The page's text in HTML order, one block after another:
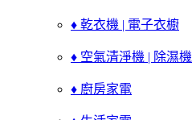
♦ 乾衣機 | 電子衣櫥
♦ 空氣清淨機 | 除濕機
♦ 廚房家電